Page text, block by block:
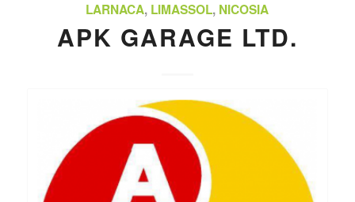
LARNACA, LIMASSOL, NICOSIA
APK GARAGE LTD.